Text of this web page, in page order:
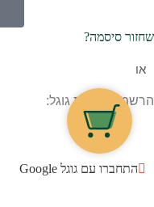
שחזור סיסמה?
או
הרשמה בעזרת גוגל:
התחברו עם גוגל Google